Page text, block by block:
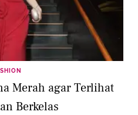
Merah agar Terlihat
Berkelas